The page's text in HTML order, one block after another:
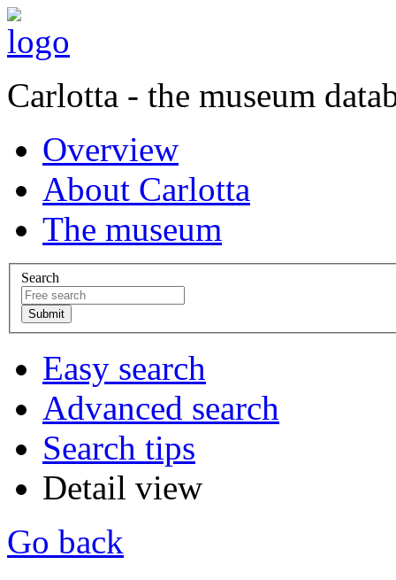
Carlotta - the museum
Overview
About Carlotta
The museum
Search
Easy search
Advanced search
Search tips
Detail view
Go back